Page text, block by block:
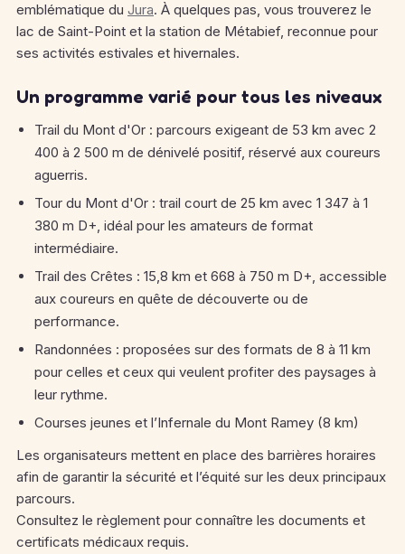
emblématique du Jura. À quelques pas, vous trouverez le
lac de Saint-Point et la station de Métabief, reconnue pour
ses activités estivales et hivernales.
Un programme varié pour tous les niveaux
Trail du Mont d'Or : parcours exigeant de 53 km avec 2
400 à 2 500 m de dénivelé positif, réservé aux coureurs
aguerris.
Tour du Mont d'Or : trail court de 25 km avec 1 347 à 1
380 m D+, idéal pour les amateurs de format
intermédiaire.
Trail des Crêtes : 15,8 km et 668 à 750 m D+, accessible
aux coureurs en quête de découverte ou de
performance.
Randonnées : proposées sur des formats de 8 à 11 km
pour celles et ceux qui veulent profiter des paysages à
leur rythme.
Courses jeunes et l’Infernale du Mont Ramey (8 km)
Les organisateurs mettent en place des barrières horaires
afin de garantir la sécurité et l’équité sur les deux principaux
parcours.
Consultez le règlement pour connaître les documents et
certificats médicaux requis.